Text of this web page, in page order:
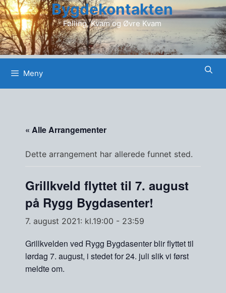
Hopp
til
innhold
Bygdekontakten
Følling, Kvam og Øvre Kvam
Meny
« Alle Arrangementer
Dette arrangement har allerede funnet sted.
Grillkveld flyttet til 7. august
på Rygg Bygdasenter!
7. august 2021: kl.19:00 - 23:59
Grillkvelden ved Rygg Bygdasenter blir flyttet til
lørdag 7. august, i stedet for 24. juli slik vi først
meldte om.